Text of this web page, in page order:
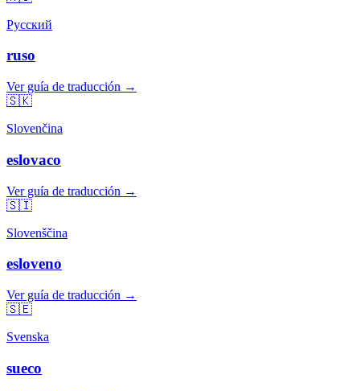
Русский
ruso
Ver guía de traducción →
🇸🇰
Slovenčina
eslovaco
Ver guía de traducción →
🇸🇮
Slovenščina
esloveno
Ver guía de traducción →
🇸🇪
Svenska
sueco